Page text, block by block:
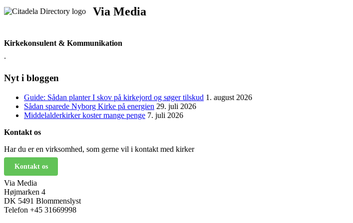
Via Media
Kirkekonsulent & Kommunikation
.
Nyt i bloggen
Guide: Sådan planter I skov på kirkejord og søger tilskud 1. august 2026
Sådan sparede Nyborg Kirke på energien 29. juli 2026
Middelalderkirker koster mange penge 7. juli 2026
Kontakt os
Har du er en virksomhed, som gerne vil i kontakt med kirker
Kontakt os
Via Media
Højmarken 4
DK 5491 Blommenslyst
Telefon +45 31669998